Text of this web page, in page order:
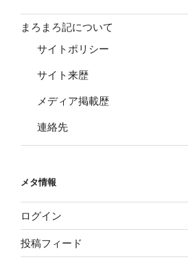
まろまろ記について
サイトポリシー
サイト来歴
メディア掲載歴
連絡先
メタ情報
ログイン
投稿フィード